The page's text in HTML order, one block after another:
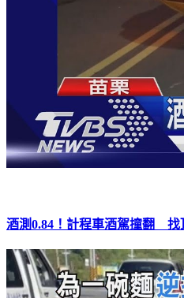
酒測0.84！計程車酒駕撞翻 找